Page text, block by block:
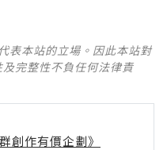
表本站的立場。因此本站對
完整性不負任何法律責
創作有價企劃》